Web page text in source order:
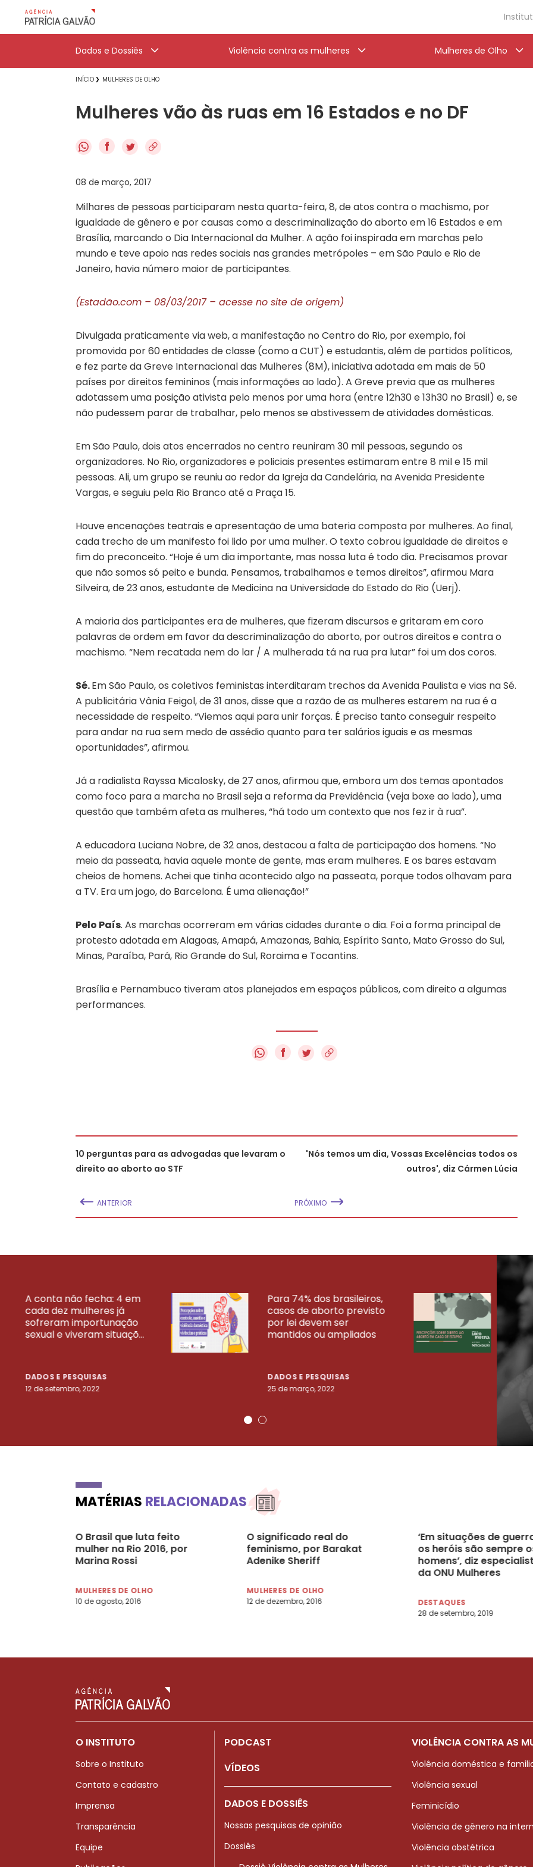
Dados e Dossiês Violência contra as mulheres Mulheres de Olho
INÍCIO MULHERES DE OLHO
Mulheres vão às ruas em 16 Estados e no DF
f
08 de março, 2017
Milhares de pessoas participaram nesta quarta-feira, 8, de atos contra o machismo, por
igualdade de gênero e por causas como a descriminalização do aborto em 16 Estados e em
Brasília, marcando o Dia Internacional da Mulher. A ação foi inspirada em marchas pelo
mundo e teve apoio nas redes sociais nas grandes metrópoles – em São Paulo e Rio de
Janeiro, havia número maior de participantes.
(Estadão.com – 08/03/2017 – acesse no site de origem)
Divulgada praticamente via web, a manifestação no Centro do Rio, por exemplo, foi
promovida por 60 entidades de classe (como a CUT) e estudantis, além de partidos políticos,
e fez parte da Greve Internacional das Mulheres (8M), iniciativa adotada em mais de 50
países por direitos femininos (mais informações ao lado). A Greve previa que as mulheres
adotassem uma posição ativista pelo menos por uma hora (entre 12h30 e 13h30 no Brasil) e, se
não pudessem parar de trabalhar, pelo menos se abstivessem de atividades domésticas.
Em São Paulo, dois atos encerrados no centro reuniram 30 mil pessoas, segundo os
organizadores. No Rio, organizadores e policiais presentes estimaram entre 8 mil e 15 mil
pessoas. Ali, um grupo se reuniu ao redor da Igreja da Candelária, na Avenida Presidente
Vargas, e seguiu pela Rio Branco até a Praça 15.
Houve encenações teatrais e apresentação de uma bateria composta por mulheres. Ao final,
cada trecho de um manifesto foi lido por uma mulher. O texto cobrou igualdade de direitos e
fim do preconceito. “Hoje é um dia importante, mas nossa luta é todo dia. Precisamos provar
que não somos só peito e bunda. Pensamos, trabalhamos e temos direitos”, afirmou Mara
Silveira, de 23 anos, estudante de Medicina na Universidade do Estado do Rio (Uerj).
A maioria dos participantes era de mulheres, que fizeram discursos e gritaram em coro
palavras de ordem em favor da descriminalização do aborto, por outros direitos e contra o
machismo. “Nem recatada nem do lar / A mulherada tá na rua pra lutar” foi um dos coros.
Sé.Em São Paulo, os coletivos feministas interditaram trechos da Avenida Paulista e vias na Sé.
A publicitária Vânia Feigol, de 31 anos, disse que a razão de as mulheres estarem na rua é a
necessidade de respeito. “Viemos aqui para unir forças. É preciso tanto conseguir respeito
para andar na rua sem medo de assédio quanto para ter salários iguais e as mesmas
oportunidades”, afirmou.
Já a radialista Rayssa Micalosky, de 27 anos, afirmou que, embora um dos temas apontados
como foco para a marcha no Brasil seja a reforma da Previdência (veja boxe ao lado), uma
questão que também afeta as mulheres, “há todo um contexto que nos fez ir à rua”.
A educadora Luciana Nobre, de 32 anos, destacou a falta de participação dos homens. “No
meio da passeata, havia aquele monte de gente, mas eram mulheres. E os bares estavam
cheios de homens. Achei que tinha acontecido algo na passeata, porque todos olhavam para
a TV. Era um jogo, do Barcelona. É uma alienação!”
Pelo País. As marchas ocorreram em várias cidades durante o dia. Foi a forma principal de
protesto adotada em Alagoas, Amapá, Amazonas, Bahia, Espírito Santo, Mato Grosso do Sul,
Minas, Paraíba, Pará, Rio Grande do Sul, Roraima e Tocantins.
Brasília e Pernambuco tiveram atos planejados em espaços públicos, com direito a algumas
performances.
f
10 perguntas para as advogadas que levaram o
direito ao aborto ao STF
ANTERIOR
'Nós temos um dia, Vossas Excelências todos os
outros', diz Cármen Lúcia
PRÓXIMO
A conta não fecha: 4 em
cada dez mulheres já
sofreram importunação
sexual e viveram situaçõ...
DADOS E PESQUISAS
12 de setembro, 2022
Para 74% dos brasileiros,
casos de aborto previsto
por lei devem ser
mantidos ou ampliados
DADOS E PESQUISAS
25 de março, 2022
23
VEJA MAIS PESQUISAS
MATÉRIAS RELACIONADAS
O Brasil que luta feito
mulher na Rio 2016, por
Marina Rossi
MULHERES DE OLHO
10 de agosto, 2016
O significado real do
feminismo, por Barakat
Adenike Sheriff
MULHERES DE OLHO
12 de dezembro, 2016
‘Em situações de
os heróis são sempre
homens’, diz
da ONU Mulheres
DESTAQUES
28 de setembro, 2019
O INSTITUTO
Sobre o Instituto
Contato e cadastro
Imprensa
Transparência
Equipe
PODCAST
VÍDEOS
DADOS E DOSSIÊS
Nossas pesquisas de opinião
Dossiês
VIOLÊNCIA CONTRA AS
Violência doméstica e
Violência sexual
Feminicídio
Violência de gênero na
Violência obstétrica